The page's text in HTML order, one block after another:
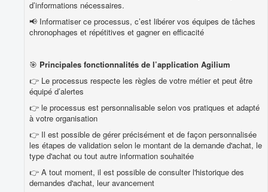
d’informations nécessaires.
📢 Informatiser ce processus, c’est libérer vos équipes de tâches
chronophages et répétitives et gagner en efficacité
🎯 Principales fonctionnalités de l’application Agilium
👉 Le processus respecte les règles de votre métier et peut être
équipé d’alertes
👉 le processus est personnalisable selon vos pratiques et adapté
à votre organisation
👉 Il est possible de gérer précisément et de façon personnalisée
les étapes de validation selon le montant de la demande d'achat, le
type d'achat ou tout autre information souhaitée
👉 A tout moment, il est possible de consulter l'historique des
demandes d'achat, leur avancement